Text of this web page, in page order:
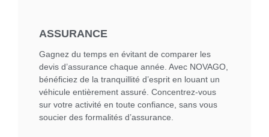
ASSURANCE
Gagnez du temps en évitant de comparer les
devis d’assurance chaque année. Avec NOVAGO,
bénéficiez de la tranquillité d’esprit en louant un
véhicule entièrement assuré. Concentrez-vous
sur votre activité en toute confiance, sans vous
soucier des formalités d’assurance.